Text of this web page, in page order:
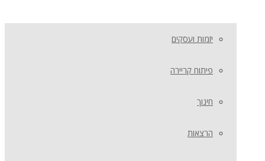
יזמות ועסקים
פיתוח קריירה
חינוך
הרצאות